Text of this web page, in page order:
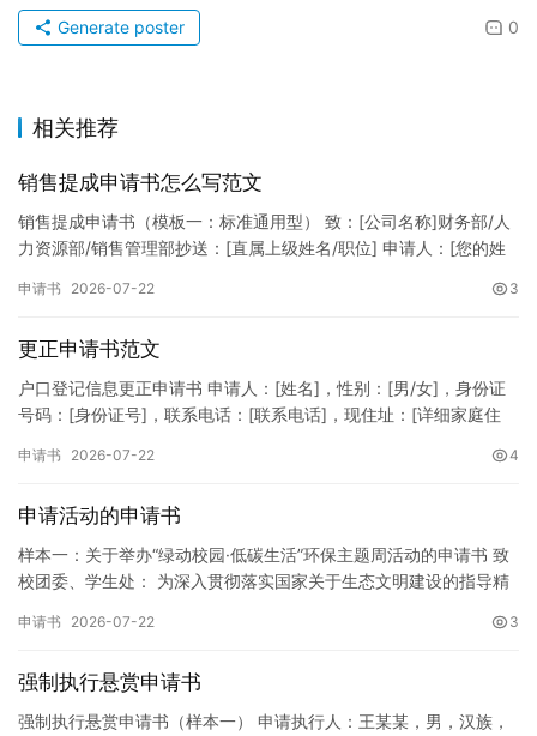
0
Generate poster
相关推荐
销售提成申请书怎么写范文
销售提成申请书（模板一：标准通用型） 致：[公司名称]财务部/人
力资源部/销售管理部抄送：[直属上级姓名/职位] 申请人：[您的姓
申请书 2026-07-22 3
更正申请书范文
户口登记信息更正申请书 申请人：[姓名]，性别：[男/女]，身份证
号码：[身份证号]，联系电话：[联系电话]，现住址：[详细家庭住
申请书 2026-07-22 4
申请活动的申请书
样本一：关于举办“绿动校园·低碳生活”环保主题周活动的申请书 致
校团委、学生处： 为深入贯彻落实国家关于生态文明建设的指导精
申请书 2026-07-22 3
强制执行悬赏申请书
强制执行悬赏申请书（样本一） 申请执行人：王某某，男，汉族，